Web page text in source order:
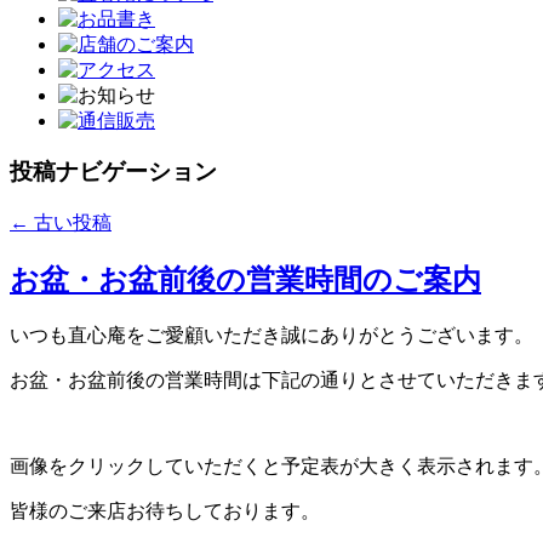
投稿ナビゲーション
← 古い投稿
お盆・お盆前後の営業時間のご案内
いつも直心庵をご愛顧いただき誠にありがとうございます。
お盆・お盆前後の営業時間は下記の通りとさせていただきま
画像をクリックしていただくと予定表が大きく表示されます
皆様のご来店お待ちしております。